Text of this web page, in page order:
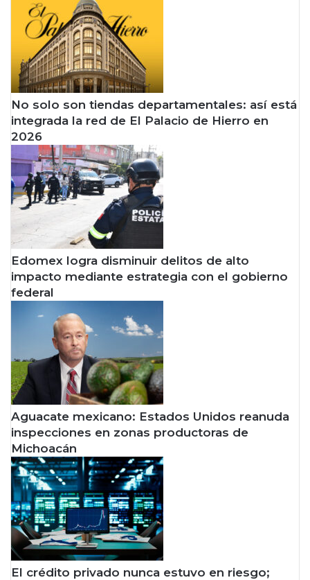
No solo son tiendas departamentales: así está
integrada la red de El Palacio de Hierro en
2026
Edomex logra disminuir delitos de alto
impacto mediante estrategia con el gobierno
federal
Aguacate mexicano: Estados Unidos reanuda
inspecciones en zonas productoras de
Michoacán
El crédito privado nunca estuvo en riesgo;